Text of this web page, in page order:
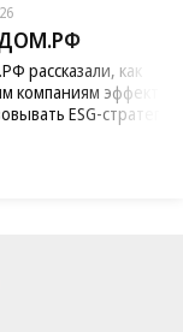
рассказали, как
компаниям
ESG-стратегию